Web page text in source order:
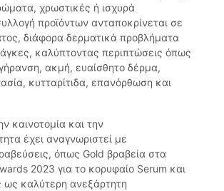
χρωστικές ή ισχυρά
προϊόντων ανταποκρίνεται σε
διάφορα δερματικά προβλήματα
καλύπτοντας περιπτώσεις όπως
ακμή, ευαίσθητο δέρμα,
κυτταρίτιδα, επανόρθωση και
καινοτομία και την
έχει αναγνωριστεί με
όπως Gold βραβεία στα
2023 για το κορυφαίο Serum και
ως καλύτερη ανεξάρτητη